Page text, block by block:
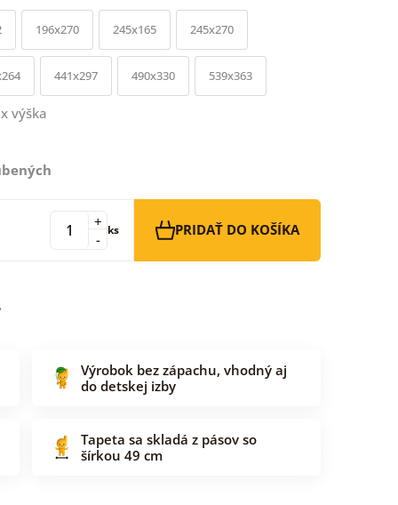
196x270 245x165 245x270
441x297 490x330 539x363
výška
-
+ ks PRIDAŤ DO KOŠÍKA
Výrobok bez zápachu, vhodný aj
do detskej izby
Tapeta sa skladá z pásov so
šírkou 49 cm